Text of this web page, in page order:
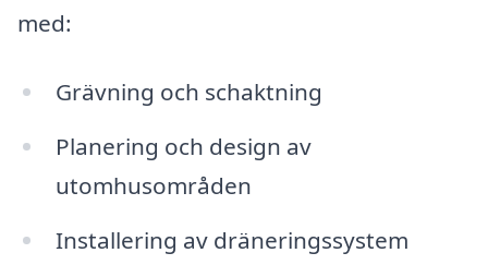
med:
Grävning och schaktning
Planering och design av
utomhusområden
Installering av dräneringssystem